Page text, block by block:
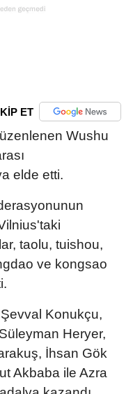
ET
Wushu
elde etti.
taolu, tuishou,
ve kongsao
Konukçu,
Heryer,
İhsan Gök
Akbaba ile Azra